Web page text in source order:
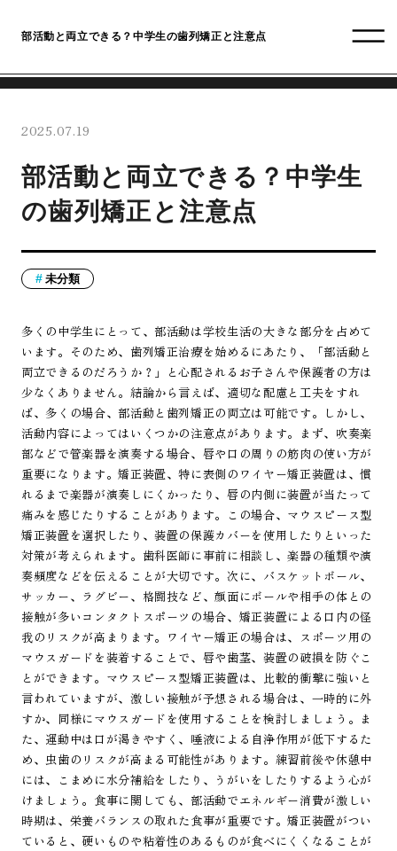
部活動と両立できる？中学生の歯列矯正と注意点
2025.07.19
部活動と両立できる？中学生
の歯列矯正と注意点
未分類
多くの中学生にとって、部活動は学校生活の大きな部分を占めて
います。そのため、歯列矯正治療を始めるにあたり、「部活動と
両立できるのだろうか？」と心配されるお子さんや保護者の方は
少なくありません。結論から言えば、適切な配慮と工夫をすれ
ば、多くの場合、部活動と歯列矯正の両立は可能です。しかし、
活動内容によってはいくつかの注意点があります。まず、吹奏楽
部などで管楽器を演奏する場合、唇や口の周りの筋肉の使い方が
重要になります。矯正装置、特に表側のワイヤー矯正装置は、慣
れるまで楽器が演奏しにくかったり、唇の内側に装置が当たって
痛みを感じたりすることがあります。この場合、マウスピース型
矯正装置を選択したり、装置の保護カバーを使用したりといった
対策が考えられます。歯科医師に事前に相談し、楽器の種類や演
奏頻度などを伝えることが大切です。次に、バスケットボール、
サッカー、ラグビー、格闘技など、顔面にボールや相手の体との
接触が多いコンタクトスポーツの場合、矯正装置による口内の怪
我のリスクが高まります。ワイヤー矯正の場合は、スポーツ用の
マウスガードを装着することで、唇や歯茎、装置の破損を防ぐこ
とができます。マウスピース型矯正装置は、比較的衝撃に強いと
言われていますが、激しい接触が予想される場合は、一時的に外
すか、同様にマウスガードを使用することを検討しましょう。ま
た、運動中は口が渇きやすく、唾液による自浄作用が低下するた
め、虫歯のリスクが高まる可能性があります。練習前後や休憩中
には、こまめに水分補給をしたり、うがいをしたりするよう心が
けましょう。食事に関しても、部活動でエネルギー消費が激しい
時期は、栄養バランスの取れた食事が重要です。矯正装置がつい
ていると、硬いものや粘着性のあるものが食べにくくなることが